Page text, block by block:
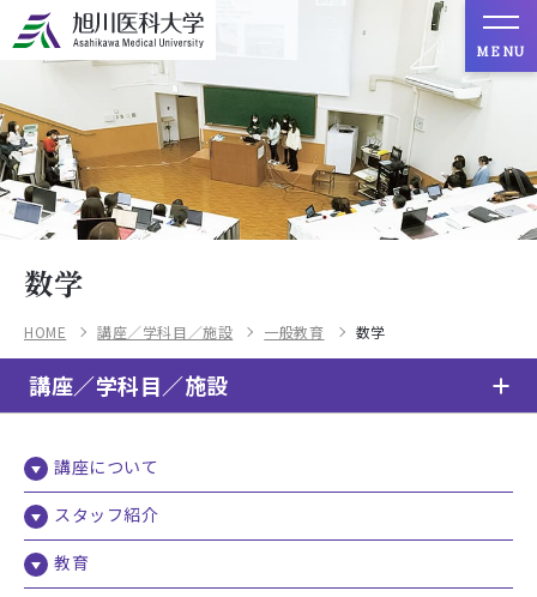
MENU
数学
HOME 講座／学科目／施設 一般教育 数学
講座について
スタッフ紹介
教育
講座／学科目／施設